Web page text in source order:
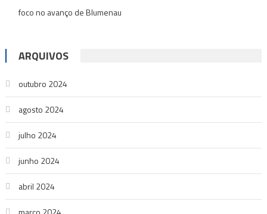
foco no avanço de Blumenau
ARQUIVOS
outubro 2024
agosto 2024
julho 2024
junho 2024
abril 2024